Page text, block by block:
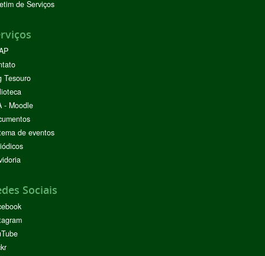
de Serviços
Tesouro
- Moodle
de eventos
Sociais